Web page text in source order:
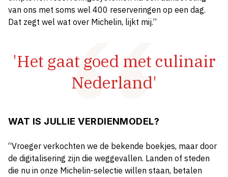
van ons met soms wel 400 reserveringen op een dag.
Dat zegt wel wat over Michelin, lijkt mij.”
'Het gaat goed met culinair
Nederland'
WAT IS JULLIE VERDIENMODEL?
“Vroeger verkochten we de bekende boekjes, maar door
de digitalisering zijn die weggevallen. Landen of steden
die nu in onze Michelin-selectie willen staan, betalen